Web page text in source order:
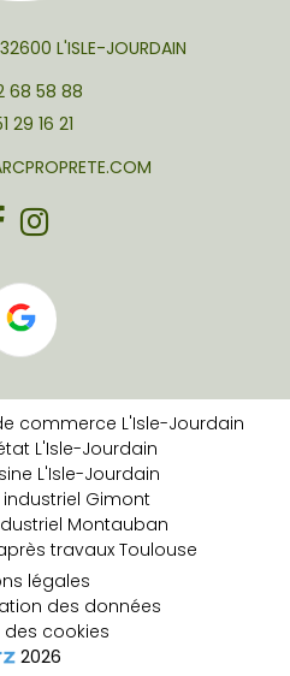
L'ISLE-JOURDAIN
68 58 88
29 16 21
commerce L'Isle-Jourdain
L'Isle-Jourdain
L'Isle-Jourdain
Gimont
Montauban
travaux Toulouse
légales
des données
des cookies
2026